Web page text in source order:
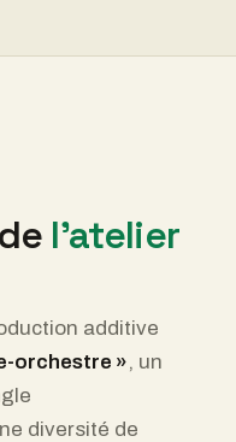
l'atelier
additive
orchestre », un
diversité de